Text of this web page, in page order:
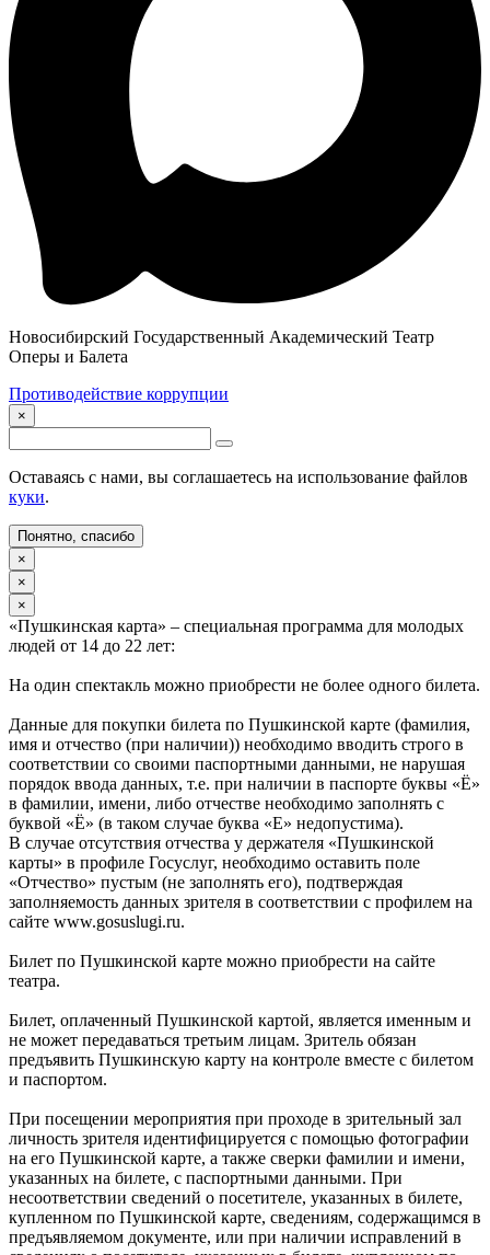
Новосибирский Государственный Академический Театр
Оперы и Балета
Противодействие коррупции
×
Оставаясь с нами, вы соглашаетесь на использование файлов
куки.
Понятно, спасибо
×
×
×
«Пушкинская карта» – специальная программа для молодых
людей от 14 до 22 лет:
На один спектакль можно приобрести не более одного билета.
Данные для покупки билета по Пушкинской карте (фамилия,
имя и отчество (при наличии)) необходимо вводить строго в
соответствии со своими паспортными данными, не нарушая
порядок ввода данных, т.е. при наличии в паспорте буквы «Ё»
в фамилии, имени, либо отчестве необходимо заполнять с
буквой «Ё» (в таком случае буква «Е» недопустима).
В случае отсутствия отчества у держателя «Пушкинской
карты» в профиле Госуслуг, необходимо оставить поле
«Отчество» пустым (не заполнять его), подтверждая
заполняемость данных зрителя в соответствии с профилем на
сайте www.gosuslugi.ru.
Билет по Пушкинской карте можно приобрести на сайте
театра.
Билет, оплаченный Пушкинской картой, является именным и
не может передаваться третьим лицам. Зритель обязан
предъявить Пушкинскую карту на контроле вместе с билетом
и паспортом.
При посещении мероприятия при проходе в зрительный зал
личность зрителя идентифицируется с помощью фотографии
на его Пушкинской карте, а также сверки фамилии и имени,
указанных на билете, с паспортными данными. При
несоответствии сведений о посетителе, указанных в билете,
купленном по Пушкинской карте, сведениям, содержащимся в
предъявляемом документе, или при наличии исправлений в